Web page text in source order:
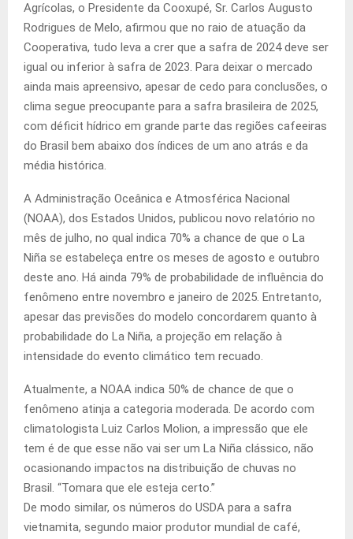
Agrícolas, o Presidente da Cooxupé, Sr. Carlos Augusto
Rodrigues de Melo, afirmou que no raio de atuação da
Cooperativa, tudo leva a crer que a safra de 2024 deve ser
igual ou inferior à safra de 2023. Para deixar o mercado
ainda mais apreensivo, apesar de cedo para conclusões, o
clima segue preocupante para a safra brasileira de 2025,
com déficit hídrico em grande parte das regiões cafeeiras
do Brasil bem abaixo dos índices de um ano atrás e da
média histórica.
A Administração Oceânica e Atmosférica Nacional
(NOAA), dos Estados Unidos, publicou novo relatório no
mês de julho, no qual indica 70% a chance de que o La
Niña se estabeleça entre os meses de agosto e outubro
deste ano. Há ainda 79% de probabilidade de influência do
fenômeno entre novembro e janeiro de 2025. Entretanto,
apesar das previsões do modelo concordarem quanto à
probabilidade do La Niña, a projeção em relação à
intensidade do evento climático tem recuado.
Atualmente, a NOAA indica 50% de chance de que o
fenômeno atinja a categoria moderada. De acordo com
climatologista Luiz Carlos Molion, a impressão que ele
tem é de que esse não vai ser um La Niña clássico, não
ocasionando impactos na distribuição de chuvas no
Brasil. “Tomara que ele esteja certo.”
De modo similar, os números do USDA para a safra
vietnamita, segundo maior produtor mundial de café,